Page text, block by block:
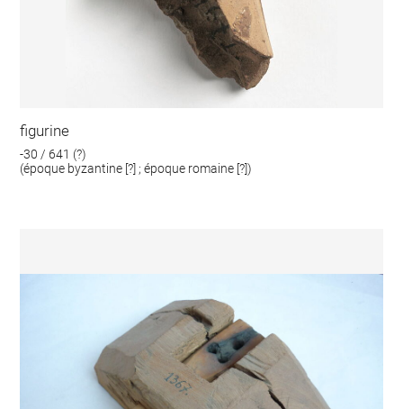
figurine
-30 / 641 (?)
(époque byzantine [?] ; époque romaine [?])